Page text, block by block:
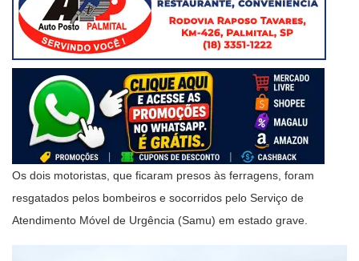
Os dois motoristas, que ficaram presos às ferragens, foram
resgatados pelos bombeiros e socorridos pelo Serviço de
Atendimento Móvel de Urgência (Samu) em estado grave.